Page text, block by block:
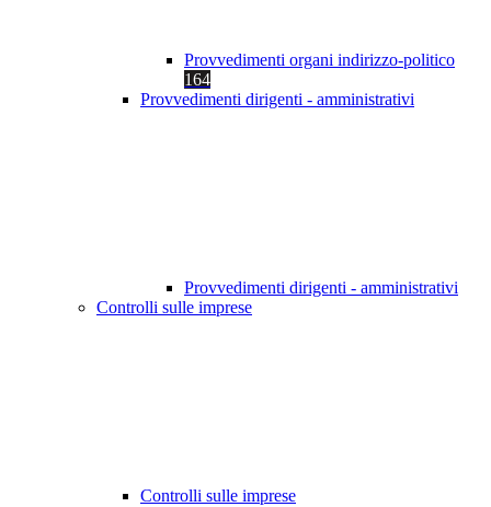
Provvedimenti organi indirizzo-politico
164
Provvedimenti dirigenti - amministrativi
Provvedimenti dirigenti - amministrativi
Controlli sulle imprese
Controlli sulle imprese